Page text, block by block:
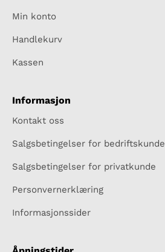
Min konto
Handlekurv
Kassen
Informasjon
Kontakt oss
Salgsbetingelser for bedriftskunde
Salgsbetingelser for privatkunde
Personvernerklæring
Informasjonssider